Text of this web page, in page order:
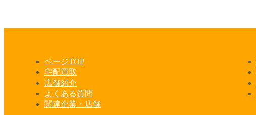
ページTOP
宅配買取
店舗紹介
よくある質問
関連企業・店舗